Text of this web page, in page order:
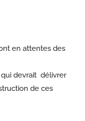
en attentes des
qui devrait délivrer
de ces